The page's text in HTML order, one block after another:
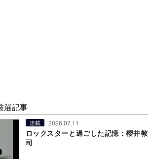
選記事
連載 2026.07.11
ロックスターと過ごした記憶：櫻井敦
司